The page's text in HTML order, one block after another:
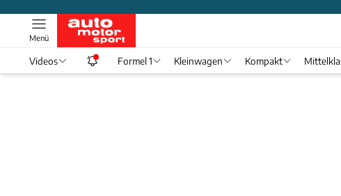
Menü
Videos Formel 1 Kleinwagen Kompakt